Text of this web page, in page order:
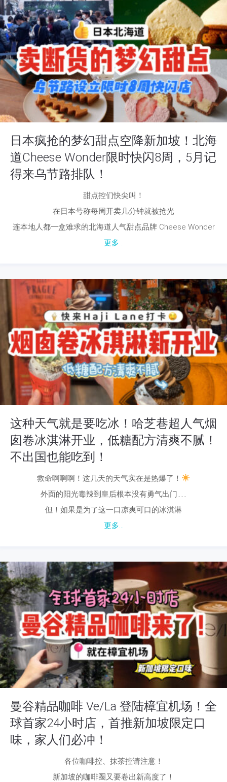
日本疯抢的梦幻甜点空降新加坡！北海
道Cheese Wonder限时快闪8周，5月记
得来乌节路排队！
甜点控们快尖叫！
在日本号称每周开卖几分钟就被抢光
连本地人都一盒难求的北海道人气甜点品牌 Cheese Wonder
更多...
这种天气就是要吃冰！哈芝巷超人气烟
囱卷冰淇淋开业，低糖配方清爽不腻！
不出国也能吃到！
救命啊啊啊！这几天的天气实在是热爆了！
外面的阳光毒辣到皇后根本没有勇气出门……
但！如果是为了这一口凉爽可口的冰淇淋
更多...
曼谷精品咖啡 Ve/La 登陆樟宜机场！全
球首家24小时店，首推新加坡限定口
味，家人们必冲！
各位咖啡控、抹茶控请注意！
新加坡的咖啡圈又要卷出新高度了！